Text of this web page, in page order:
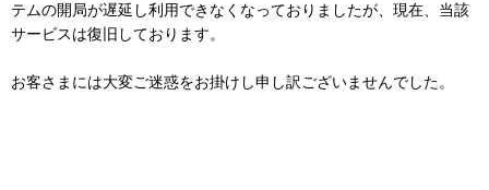
テムの開局が遅延し利用できなくなっておりましたが、現在、当該
サービスは復旧しております。
お客さまには大変ご迷惑をお掛けし申し訳ございませんでした。